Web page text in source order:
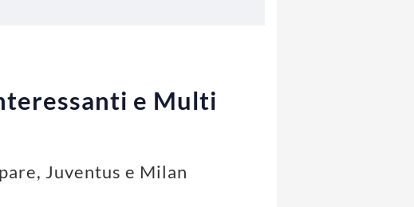
e Multi
Juventus e Milan